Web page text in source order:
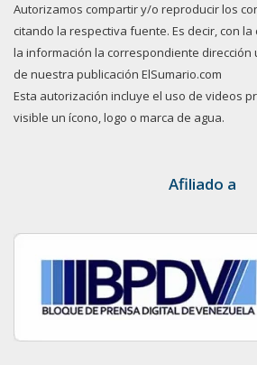
Autorizamos compartir y/o reproducir los
citando la respectiva fuente. Es decir, con
la información la correspondiente dirección
de nuestra publicación ElSumario.com
Esta autorización incluye el uso de videos
visible un ícono, logo o marca de agua.
Afiliado a